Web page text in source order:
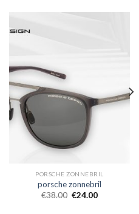
PORSCHE ZONNEBRIL
porsche zonnebril
€38.00 €24.00